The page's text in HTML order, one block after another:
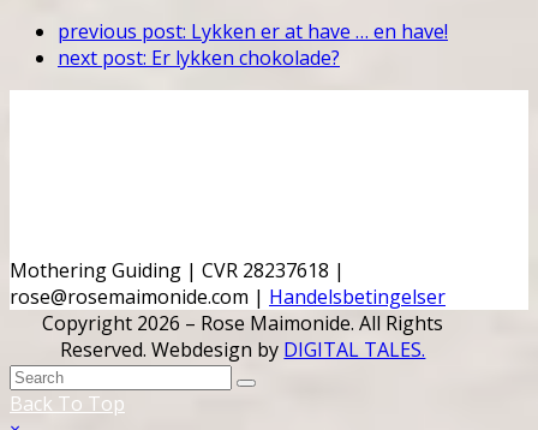
previous post: Lykken er at have … en have!
next post: Er lykken chokolade?
Mothering Guiding | CVR 28237618 |
rose@rosemaimonide.com | Handelsbetingelser
Copyright 2026 – Rose Maimonide. All Rights
Reserved. Webdesign by DIGITAL TALES.
Back To Top